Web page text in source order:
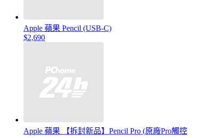
Apple 蘋果 Pencil (USB-C)
$2,690
Apple 蘋果 【拆封新品】Pencil Pro (原廠Pro觸控